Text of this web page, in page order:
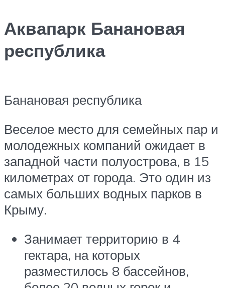
Аквапарк Банановая
республика
Банановая республика
Веселое место для семейных пар и
молодежных компаний ожидает в
западной части полуострова, в 15
километрах от города. Это один из
самых больших водных парков в
Крыму.
Занимает территорию в 4
гектара, на которых
разместилось 8 бассейнов,